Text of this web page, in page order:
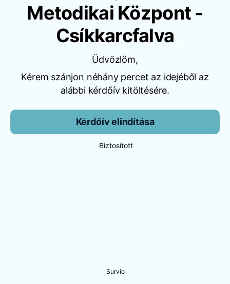
Metodikai Központ -
Csíkkarcfalva
Üdvözlöm,
Kérem szánjon néhány percet az idejéből az
alábbi kérdőív kitöltésére.
Kérdőív elindítása
Biztosított
Survio